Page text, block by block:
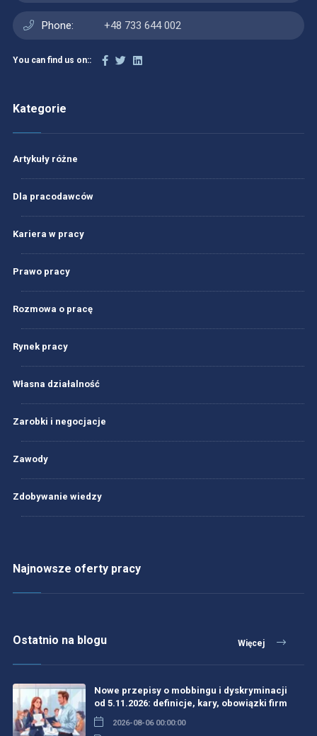
Phone: +48 733 644 002
You can find us on::
Kategorie
Artykuły różne
Dla pracodawców
Kariera w pracy
Prawo pracy
Rozmowa o pracę
Rynek pracy
Własna działalność
Zarobki i negocjacje
Zawody
Zdobywanie wiedzy
Najnowsze oferty pracy
Ostatnio na blogu Więcej
Nowe przepisy o mobbingu i dyskryminacji
od 5.11.2026: definicje, kary, obowiązki firm
2026-08-06 00:00:00